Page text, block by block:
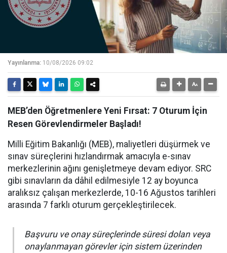
Yayınlanma: 10/08/2026 09:02
MEB’den Öğretmenlere Yeni Fırsat: 7 Oturum İçin
Resen Görevlendirmeler Başladı!
Milli Eğitim Bakanlığı (MEB), maliyetleri düşürmek ve
sınav süreçlerini hızlandırmak amacıyla e-sınav
merkezlerinin ağını genişletmeye devam ediyor. SRC
gibi sınavların da dâhil edilmesiyle 12 ay boyunca
aralıksız çalışan merkezlerde, 10-16 Ağustos tarihleri
arasında 7 farklı oturum gerçekleştirilecek.
Başvuru ve onay süreçlerinde süresi dolan veya
onaylanmayan görevler için sistem üzerinden